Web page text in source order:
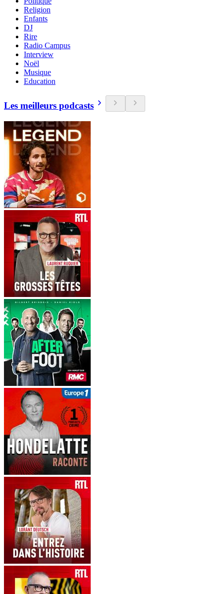
Religion
Enfants
DJ
Rire
Radio Campus
Interview
Noël
Musique
Education
Les meilleurs podcasts